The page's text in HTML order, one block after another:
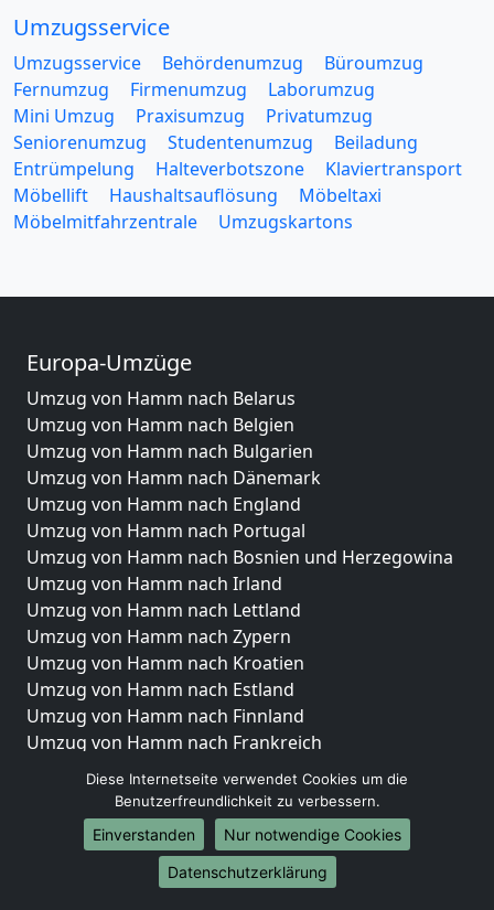
Umzugsservice
Umzugsservice Behördenumzug
Büroumzug
Fernumzug
Firmenumzug
Laborumzug
Mini Umzug
Praxisumzug
Privatumzug
Seniorenumzug
Studentenumzug
Beiladung
Entrümpelung
Halteverbotszone
Klaviertransport
Möbellift
Haushaltsauflösung
Möbeltaxi
Möbelmitfahrzentrale
Umzugskartons
Europa-Umzüge
Umzug von Hamm nach Belarus
Umzug von Hamm nach Belgien
Umzug von Hamm nach Bulgarien
Umzug von Hamm nach Dänemark
Umzug von Hamm nach England
Umzug von Hamm nach Portugal
Umzug von Hamm nach Bosnien und Herzegowina
Umzug von Hamm nach Irland
Umzug von Hamm nach Lettland
Umzug von Hamm nach Zypern
Umzug von Hamm nach Kroatien
Umzug von Hamm nach Estland
Umzug von Hamm nach Finnland
Umzug von Hamm nach Frankreich
Umzug von Hamm nach Griechenland
Umzug von Hamm nach Italien
Umzug von Hamm nach Liechtenstein
Umzug von Hamm nach Luxemburg
Umzug von Hamm nach Niederlande
Diese Internetseite verwendet Cookies um die
Benutzerfreundlichkeit zu verbessern.
Einverstanden
Nur notwendige Cookies
Datenschutzerklärung